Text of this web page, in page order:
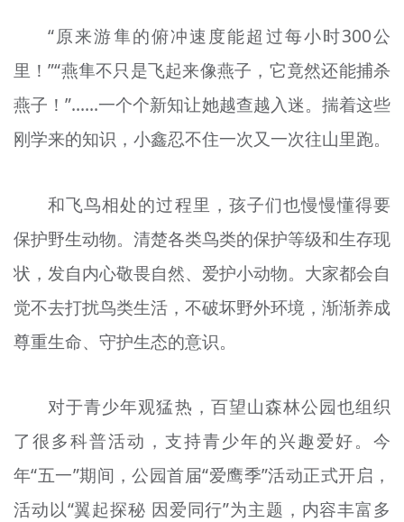
“原来游隼的俯冲速度能超过每小时300公
里！”“燕隼不只是飞起来像燕子，它竟然还能捕杀
燕子！”……一个个新知让她越查越入迷。揣着这些
刚学来的知识，小鑫忍不住一次又一次往山里跑。
和飞鸟相处的过程里，孩子们也慢慢懂得要
保护野生动物。清楚各类鸟类的保护等级和生存现
状，发自内心敬畏自然、爱护小动物。大家都会自
觉不去打扰鸟类生活，不破坏野外环境，渐渐养成
尊重生命、守护生态的意识。
对于青少年观猛热，百望山森林公园也组织
了很多科普活动，支持青少年的兴趣爱好。今
年“五一”期间，公园首届“爱鹰季”活动正式开启，
活动以“翼起探秘 因爱同行”为主题，内容丰富多